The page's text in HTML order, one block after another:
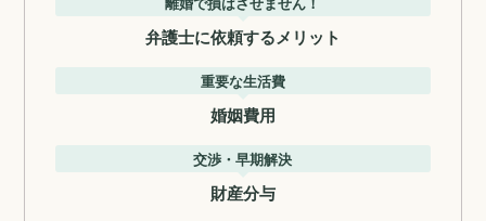
弁護士に依頼するメリット
重要な生活費
婚姻費用
交渉・早期解決
財産分与